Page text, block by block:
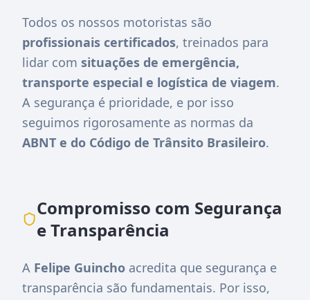
Todos os nossos motoristas são
profissionais certificados, treinados para
lidar com situações de emergência,
transporte especial e logística de viagem.
A segurança é prioridade, e por isso
seguimos rigorosamente as normas da
ABNT e do Código de Trânsito Brasileiro.
Compromisso com Segurança
e Transparência
A Felipe Guincho acredita que segurança e
transparência são fundamentais. Por isso,